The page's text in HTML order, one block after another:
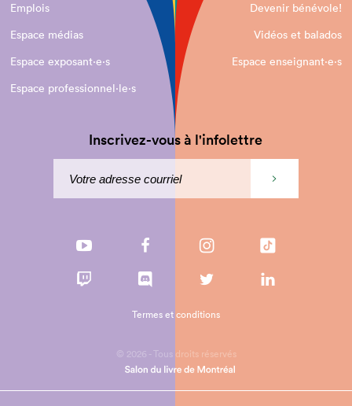
Emplois
Devenir bénévole!
Espace médias
Vidéos et balados
Espace exposant·e⋅s
Espace enseignant·e⋅s
Espace professionnel·le⋅s
Inscrivez-vous à l'infolettre
© 2026 - Tous droits réservés
Termes et conditions